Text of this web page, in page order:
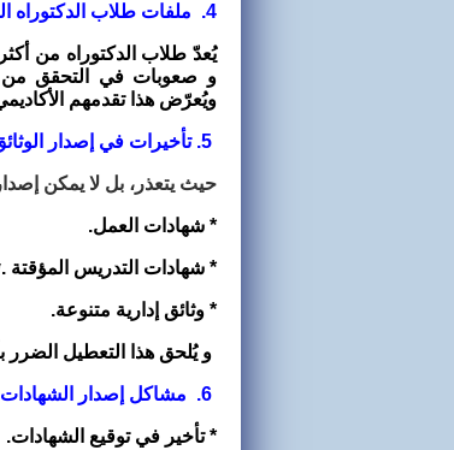
4. ملفات طلاب الدكتوراه المعطّلة:
يُعدّ طلاب الدكتوراه من
و صعوبات في التحقق من
ويُعرّض هذا تقدمهم
حيث يتعذر، بل لا يمكن
* شهادات العمل.
* شهادات التدريس المؤقتة .snoitacav
* وثائق إدارية متنوعة.
و يُلحق هذا التعطيل الضرر
6. مشاكل إصدار الشهادات حيث يؤدي غياب التصديق الرسمي إلى
* تأخير في توقيع الشهادات.